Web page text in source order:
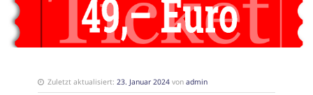
Zuletzt aktualisiert: 23. Januar 2024 von admin